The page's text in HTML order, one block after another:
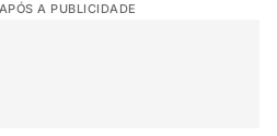
A PUBLICIDADE